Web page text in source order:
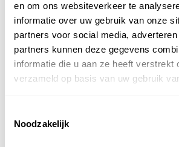
en om ons websiteverkeer te
informatie over uw gebruik van onze
partners voor social media,
partners kunnen deze gegevens
informatie die u aan ze heeft verstrekt
verzameld op basis van uw gebruik
Noodzakelijk
Officieel distributeur met Mobil
voor alle sectoren
Welke olie heb ik nodig
Alle producten bekijken